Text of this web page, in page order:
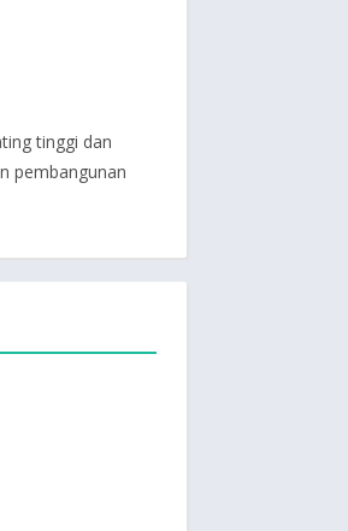
tinggi dan
pembangunan